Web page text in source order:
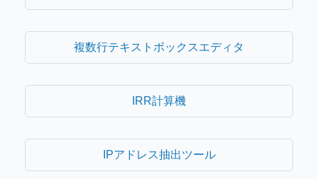
複数行テキストボックスエディタ
IRR計算機
IPアドレス抽出ツール